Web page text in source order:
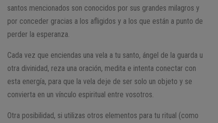
santos mencionados son conocidos por sus grandes milagros y
por conceder gracias a los afligidos y a los que están a punto de
perder la esperanza.
Cada vez que enciendas una vela a tu santo, ángel de la guarda u
otra divinidad, reza una oración, medita e intenta conectar con
esta energía, para que la vela deje de ser solo un objeto y se
convierta en un vínculo espiritual entre vosotros.
Otra posibilidad, si utilizas otros elementos para tu ritual (como